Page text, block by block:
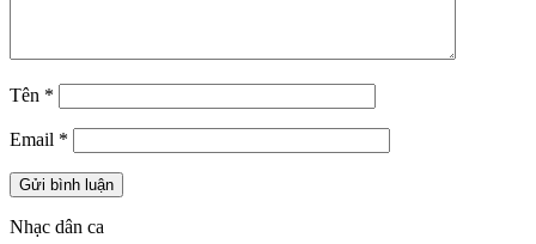
Tên *
Email *
Nhạc dân ca